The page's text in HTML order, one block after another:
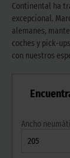
Continental ha
excepcional.
alemanes,
coches y pick-
con nuestros
Ancho